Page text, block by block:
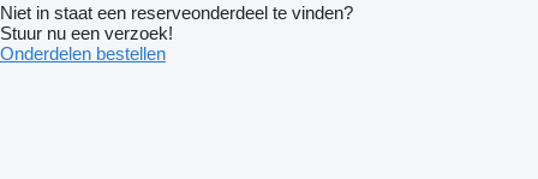
Niet in staat een reserveonderdeel te vinden?
Stuur nu een verzoek!
Onderdelen bestellen